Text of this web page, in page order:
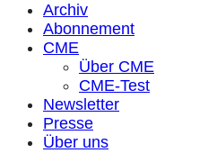
Archiv
Abonnement
CME
Über CME
CME-Test
Newsletter
Presse
Über uns